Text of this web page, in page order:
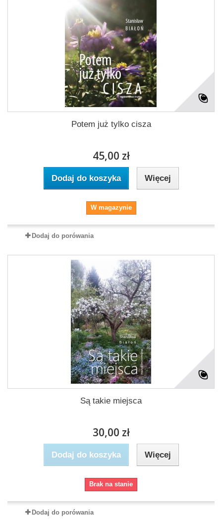
Potem już tylko cisza
45,00 zł
Dodaj do koszyka Więcej
W magazynie
Dodaj do porówania
Są takie miejsca
30,00 zł
Dodaj do koszyka Więcej
Brak na stanie
Dodaj do porówania